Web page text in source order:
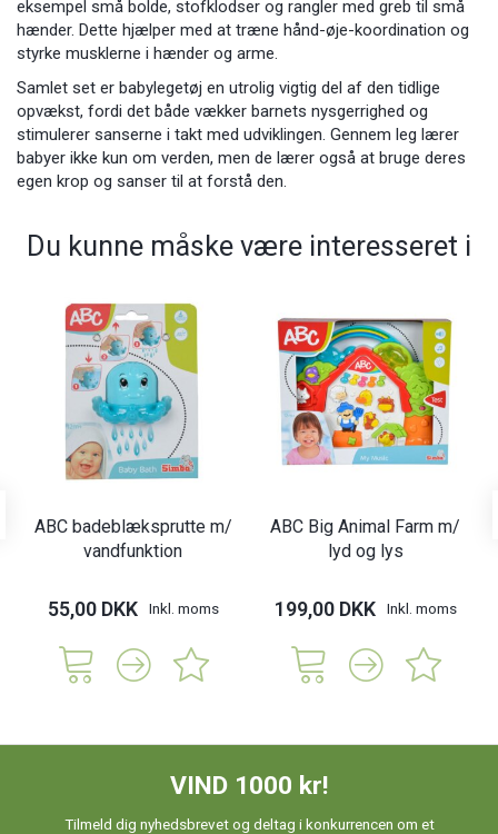
eksempel små bolde, stofklodser og rangler med greb til små
hænder. Dette hjælper med at træne hånd-øje-koordination og
styrke musklerne i hænder og arme.
Samlet set er babylegetøj en utrolig vigtig del af den tidlige
opvækst, fordi det både vækker barnets nysgerrighed og
stimulerer sanserne i takt med udviklingen. Gennem leg lærer
babyer ikke kun om verden, men de lærer også at bruge deres
egen krop og sanser til at forstå den.
Du kunne måske være interesseret i
ABC badeblæksprutte m/
vandfunktion
55,00 DKK Inkl. moms
ABC Big Animal Farm m/
lyd og lys
199,00 DKK Inkl. moms
VIND 1000 kr!
Tilmeld dig nyhedsbrevet og deltag i konkurrencen om et